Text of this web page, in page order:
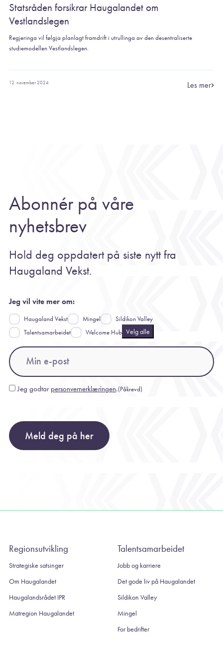
Statsråden forsikrar Haugalandet om
Vestlandslegen
Regjeringa vil følgja planlagt framdrift i utrullinga av den desentraliserte
studiemodellen Vestlandslegen.
12. november 2024 Les mer
Abonnér på våre
nyhetsbrev
Hold deg oppdatert på siste nytt fra
Haugaland Vekst.
Jeg vil vite mer om:
Haugaland Vekst Mingel
Sildikon Valley
Talentsamarbeidet
Welcome Hub Velg alle
Email
Consent(Påkrevd)
Jeg godtar personvernerklæringen.(Påkrevd)
Meld deg på her
Regionsutvikling
Strategiske satsinger
Om Haugalandet
Haugalandsrådet IPR
Matregion Haugalandet
Talentsamarbeidet
Jobb og karriere
Det gode liv på Haugalandet
Sildikon Valley
Mingel
For bedrifter